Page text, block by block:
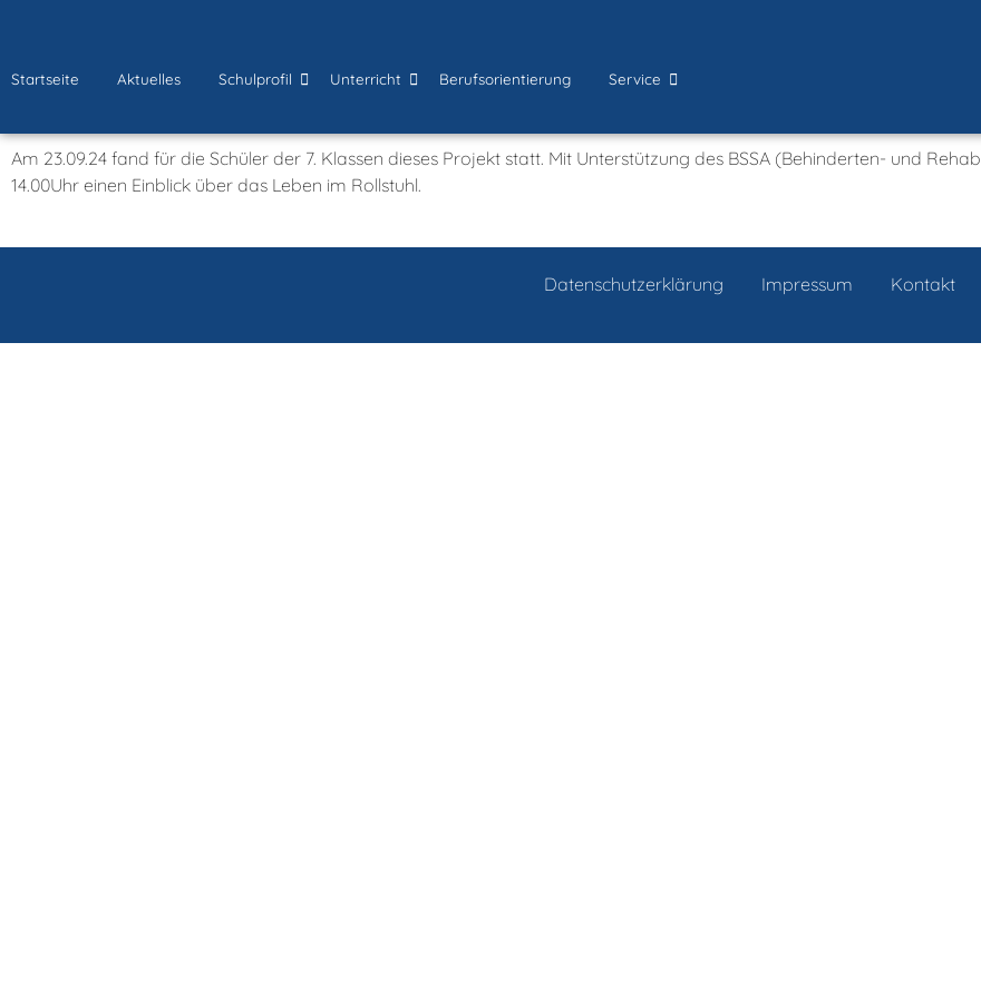
Startseite Aktuelles Schulprofil Unterricht Berufsorientierung Service
Am 23.09.24 fand für die Schüler der 7. Klassen dieses Projekt statt. Mit Unterstützung des BSSA (Behinderten- und
14.00Uhr einen Einblick über das Leben im Rollstuhl.
Datenschutzerklärung Impressum Kontakt